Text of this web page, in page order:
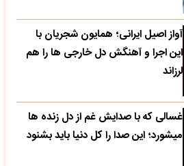
آواز اصیل ایرانی؛ همایون شجریان با
این اجرا و آهنگش دل خارجی ها را هم
لرزاند
غسالی که با صدایش غم از دل زنده ها
میشورد؛ این صدا را کل دنیا باید بشنود